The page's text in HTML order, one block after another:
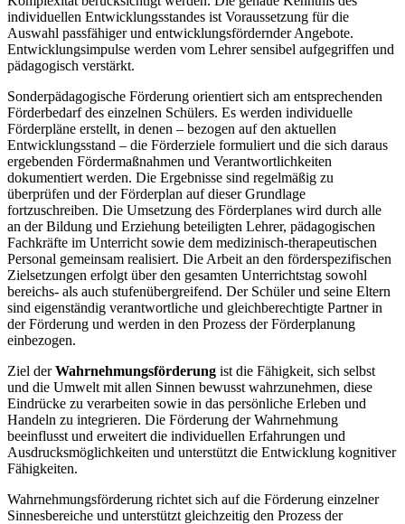
individuellen Entwicklungsstandes ist Voraussetzung für die
Auswahl passfähiger und entwicklungsfördernder Angebote.
Entwicklungsimpulse werden vom Lehrer sensibel aufgegriffen und
pädagogisch verstärkt.
Sonderpädagogische Förderung orientiert sich am entsprechenden
Förderbedarf des einzelnen Schülers. Es werden individuelle
Förderpläne erstellt, in denen – bezogen auf den aktuellen
Entwicklungsstand – die Förderziele formuliert und die sich daraus
ergebenden Fördermaßnahmen und Verantwortlichkeiten
dokumentiert werden. Die Ergebnisse sind regelmäßig zu
überprüfen und der Förderplan auf dieser Grundlage
fortzuschreiben. Die Umsetzung des Förderplanes wird durch alle
an der Bildung und Erziehung beteiligten Lehrer, pädagogischen
Fachkräfte im Unterricht sowie dem medizinisch-therapeutischen
Personal gemeinsam realisiert. Die Arbeit an den förderspezifischen
Zielsetzungen erfolgt über den gesamten Unterrichtstag sowohl
bereichs- als auch stufenübergreifend. Der Schüler und seine Eltern
sind eigenständig verantwortliche und gleichberechtigte Partner in
der Förderung und werden in den Prozess der Förderplanung
einbezogen.
Ziel derWahrnehmungsförderung ist die Fähigkeit, sich selbst
und die Umwelt mit allen Sinnen bewusst wahrzunehmen, diese
Eindrücke zu verarbeiten sowie in das persönliche Erleben und
Handeln zu integrieren. Die Förderung der Wahrnehmung
beeinflusst und erweitert die individuellen Erfahrungen und
Ausdrucksmöglichkeiten und unterstützt die Entwicklung kognitiver
Fähigkeiten.
Wahrnehmungsförderung richtet sich auf die Förderung einzelner
Sinnesbereiche und unterstützt gleichzeitig den Prozess der